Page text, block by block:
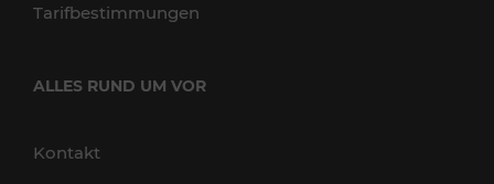
Tarifbestimmungen
ALLES RUND UM VOR
Kontakt